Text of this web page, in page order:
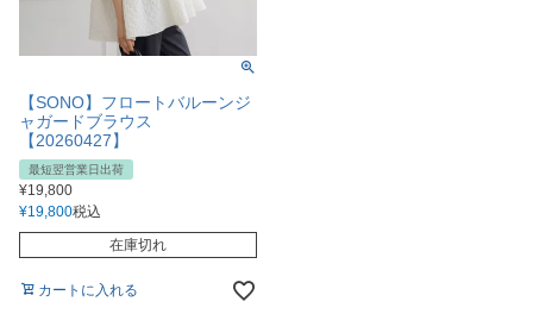
【SONO】フロートバルーンジ
ャガードブラウス
【20260427】
最短翌営業日出荷
¥19,800
¥19,800税込
在庫切れ
カートに入れる